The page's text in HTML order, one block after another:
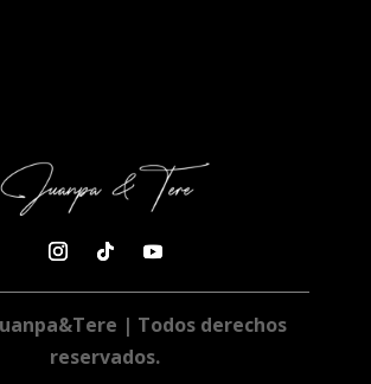
| Todos derechos
reservados.